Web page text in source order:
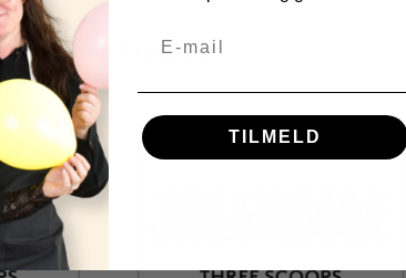
Other Fine Products
TILMELD